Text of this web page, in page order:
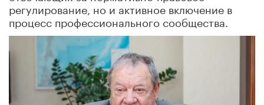
регулирование, но и активное включение в
процесс профессионального сообщества.